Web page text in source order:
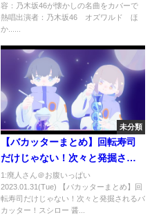
容：乃木坂46が懐かしの名曲をカバーで
熱唱出演者：乃木坂46 オズワルド ほ
か......
未分類
【バカッターまとめ】回転寿司
だけじゃない！次々と発掘され
るバカッター！スシロー 醤油舐
め 湯飲みなめ回し 特定 【炎上
迷惑行為 迷惑動画】
1:廃人さん＠お腹いっぱい
2023.01.31(Tue) 【バカッターまとめ】回
転寿司だけじゃない！次々と発掘されるバ
カッター！スシロー 醤...